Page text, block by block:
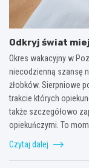
Odkryj świat
Okres wakacyjny w
niecodzienną szansę
żłobków. Sierpniowe
trakcie których
także szczegółowo
opiekuńczymi. To
Czytaj dalej